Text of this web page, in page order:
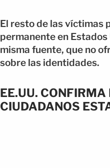
El resto de las víctimas
permanente en
misma fuente, que no
sobre las identidades.
EE.UU. CONFIRMA
CIUDADANOS